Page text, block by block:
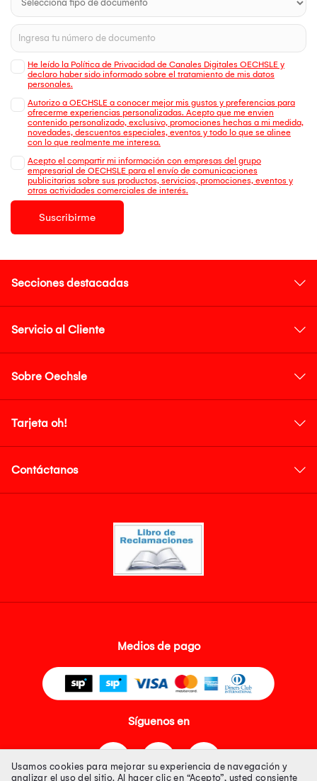
He leído la Política de Privacidad de Canales Digitales OECHSLE y
declaro haber sido informado sobre el tratamiento de mis datos
personales.
Autorizo a OECHSLE a conocer mejor mis gustos y preferencias para
ofrecerme experiencias personalizadas. Acepto que me envien
contenido personalizado, exclusivo, promociones hechas a mi medida,
novedades, descuentos especiales, eventos y todo lo que se alinee
con lo que realmente me interesa.
Acepto el compartir mi información con empresas del grupo
empresarial de OECHSLE para el envío de comunicaciones
publicitarias sobre sus productos, servicios, promociones, eventos y
otras actividades comerciales de interés.
Suscribirme
Secciones destacadas
Servicio al Cliente
Sobre Oechsle
Tarjeta oh!
Contáctanos
Medios de pago
Síguenos en
Usamos cookies para mejorar su experiencia de navegación y
analizar el uso del sitio. Al hacer clic en “Acepto”, usted consiente